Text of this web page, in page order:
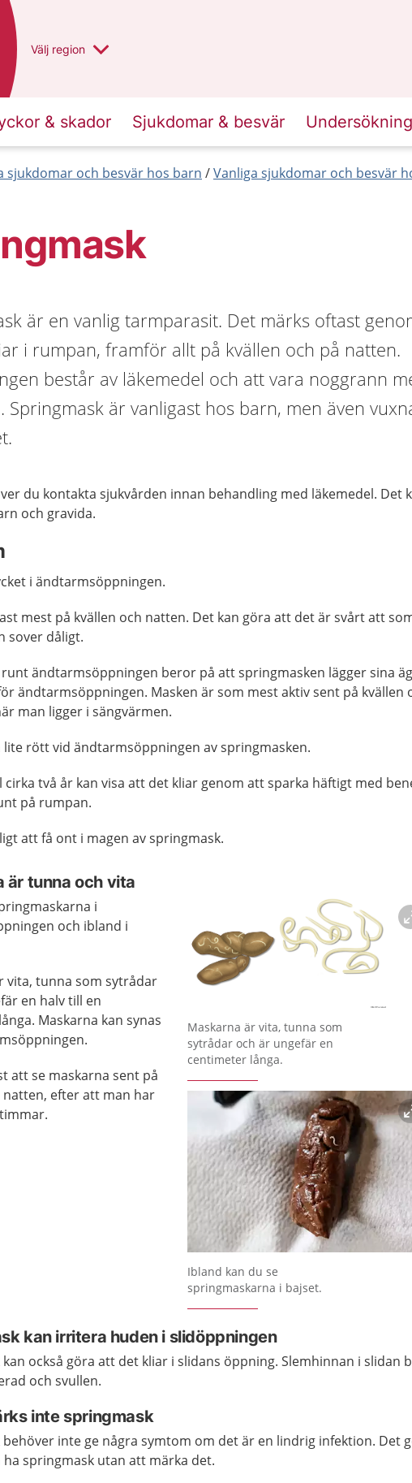
Du har valt region
Välj en annan
region
& skador Sjukdomar & besvär
sjukdomar och besvär hos barn Vanliga sjukdomar och besvär
är en vanlig tarmparasit. Det märks oftast
i rumpan, framför allt på kvällen och på natten.
består av läkemedel och att vara noggrann
Springmask är vanligast hos barn, men även
du kontakta sjukvården innan behandling med läkemedel. Det
och gravida.
i ändtarmsöppningen.
mest på kvällen och natten. Det kan göra att det är svårt att
sover dåligt.
ändtarmsöppningen beror på att springmasken lägger sina
ändtarmsöppningen. Masken är som mest aktiv sent på kvällen
man ligger i sängvärmen.
rött vid ändtarmsöppningen av springmasken.
cirka två år kan visa att det kliar genom att sparka häftigt med
på rumpan.
att få ont i magen av springmask.
är tunna och vita
Förstora bilden
Maskarna är vita, tunna som
sytrådar och är ungefär en
centimeter långa.
Förstora bilden
Ibland kan du se
springmaskarna i bajset.
i
och ibland i
vita, tunna som sytrådar
en halv till en
Maskarna kan synas
att se maskarna sent på
natten, efter att man har
kan irritera huden i slidöppningen
också göra att det kliar i slidans öppning. Slemhinnan i slidan
och svullen.
inte springmask
behöver inte ge några symtom om det är en lindrig infektion. Det
springmask utan att märka det.